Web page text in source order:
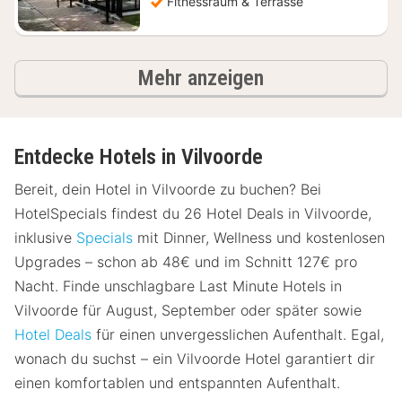
Mehr anzeigen
Entdecke Hotels in Vilvoorde
Bereit, dein Hotel in Vilvoorde zu buchen? Bei
HotelSpecials findest du 26 Hotel Deals in Vilvoorde,
inklusive Specials mit Dinner, Wellness und kostenlosen
Upgrades – schon ab 48€ und im Schnitt 127€ pro
Nacht. Finde unschlagbare Last Minute Hotels in
Vilvoorde für August, September oder später sowie
Hotel Deals für einen unvergesslichen Aufenthalt. Egal,
wonach du suchst – ein Vilvoorde Hotel garantiert dir
einen komfortablen und entspannten Aufenthalt.